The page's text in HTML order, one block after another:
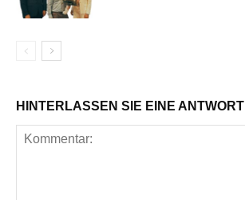
HINTERLASSEN SIE EINE ANTWORT